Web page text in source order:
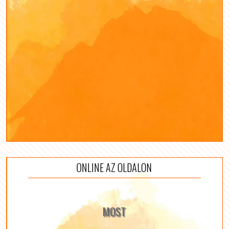
ONLINE AZ OLDALON
MOST